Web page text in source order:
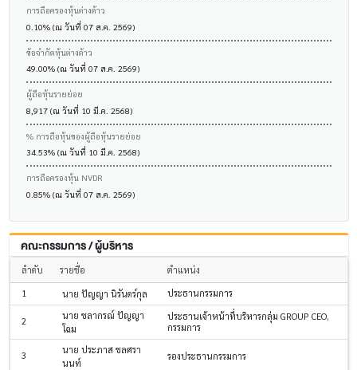
การถือครองหุ้นต่างด้าว
0.10% (ณ วันที่ 07 ส.ค. 2569)
ข้อจำกัดหุ้นต่างด้าว
49.00% (ณ วันที่ 07 ส.ค. 2569)
ผู้ถือหุ้นรายย่อย
8,917 (ณ วันที่ 10 มี.ค. 2568)
% การถือหุ้นของผู้ถือหุ้นรายย่อย
34.53% (ณ วันที่ 10 มี.ค. 2568)
การถือครองหุ้น NVDR
0.85% (ณ วันที่ 07 ส.ค. 2569)
คณะกรรมการ / ผู้บริหาร
ลำดับ รายชื่อ
ตำแหน่ง
1
นาย ปัญญา นิรันดร์กุล ประธานกรรมการ
2
นาย ชลากรณ์ ปัญญา
โฉม
ประธานเจ้าหน้าที่บริหารกลุ่ม GROUP CEO,
กรรมการ
3
นาย ประภาส ชลศรา
นนท์
รองประธานกรรมการ